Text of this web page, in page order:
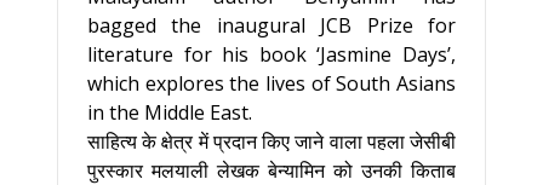
bagged the inaugural JCB Prize for
literature for his book ‘Jasmine Days’,
which explores the lives of South Asians
in the Middle East.
साहित्य के क्षेत्र में प्रदान किए जाने वाला पहला जेसीबी
पुरस्कार मलयाली लेखक बेन्यामिन को उनकी किताब